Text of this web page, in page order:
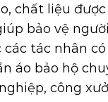
chất liệu
bảo vệ
tác nhân
áo bảo hộ
công